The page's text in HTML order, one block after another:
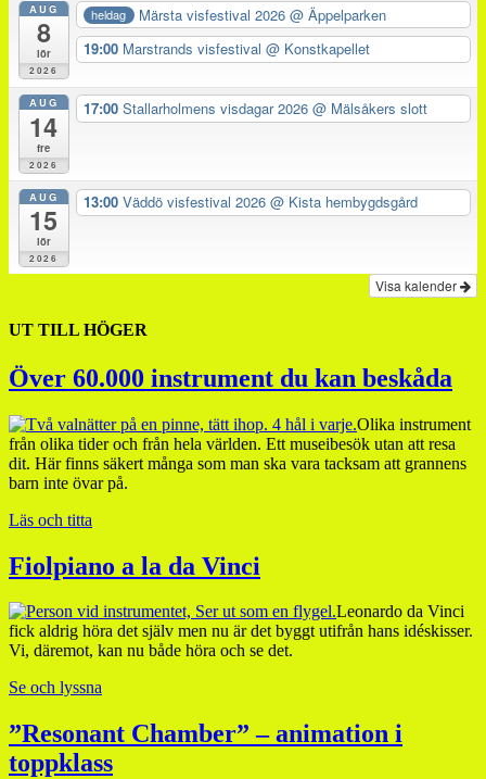
AUG
8
lör
2026
heldag Märsta visfestival 2026@ Äppelparken
19:00 Marstrands visfestival @ Konstkapellet
AUG
14
fre
2026
17:00 Stallarholmens visdagar 2026 @ Mälsåkers slott
AUG
15
lör
2026
13:00 Väddö visfestival 2026 @ Kista hembygdsgård
Visa kalender
UT TILL HÖGER
Över 60.000 instrument du kan beskåda
Olika instrument
från olika tider och från hela världen. Ett museibesök utan att resa
dit. Här finns säkert många som man ska vara tacksam att grannens
barn inte övar på.
Läs och titta
Fiolpiano a la da Vinci
Leonardo da Vinci
fick aldrig höra det själv men nu är det byggt utifrån hans idéskisser.
Vi, däremot, kan nu både höra och se det.
Se och lyssna
”Resonant Chamber” – animation i
toppklass